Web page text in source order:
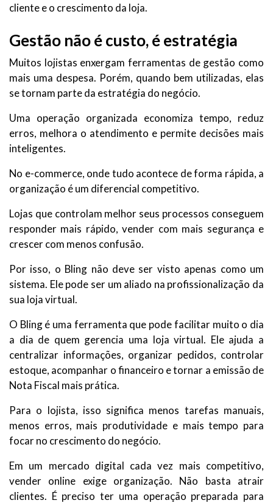
cliente e o crescimento da loja.
Gestão não é custo, é estratégia
Muitos lojistas enxergam ferramentas de gestão como
mais uma despesa. Porém, quando bem utilizadas, elas
se tornam parte da estratégia do negócio.
Uma operação organizada economiza tempo, reduz
erros, melhora o atendimento e permite decisões mais
inteligentes.
No e-commerce, onde tudo acontece de forma rápida, a
organização é um diferencial competitivo.
Lojas que controlam melhor seus processos conseguem
responder mais rápido, vender com mais segurança e
crescer com menos confusão.
Por isso, o Bling não deve ser visto apenas como um
sistema. Ele pode ser um aliado na profissionalização da
sua loja virtual.
O Bling é uma ferramenta que pode facilitar muito o dia
a dia de quem gerencia uma loja virtual. Ele ajuda a
centralizar informações, organizar pedidos, controlar
estoque, acompanhar o financeiro e tornar a emissão de
Nota Fiscal mais prática.
Para o lojista, isso significa menos tarefas manuais,
menos erros, mais produtividade e mais tempo para
focar no crescimento do negócio.
Em um mercado digital cada vez mais competitivo,
vender online exige organização. Não basta atrair
clientes. É preciso ter uma operação preparada para